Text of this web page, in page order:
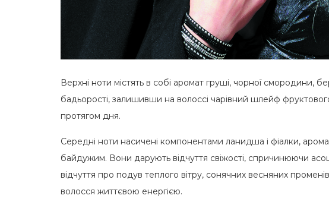
Верхні ноти містять в собі аромат груші, чорної смородини,
бадьорості, залишивши на волоссі чарівний шлейф
протягом дня.
Середні ноти насичені компонентами ланидша і фіалки,
байдужим. Вони дарують відчуття свіжості, спричинюючи
відчуття про подув теплого вітру, сонячних весняних
волосся життєвою енергією.